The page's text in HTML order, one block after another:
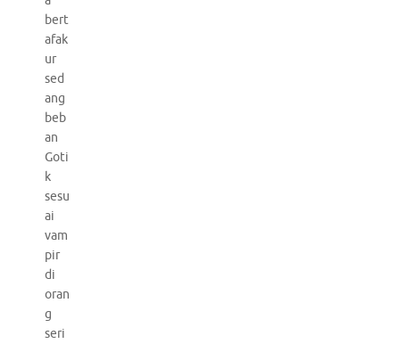
bert
afak
ur
sed
ang
beb
an
Goti
k
sesu
ai
vam
pir
di
oran
g
seri